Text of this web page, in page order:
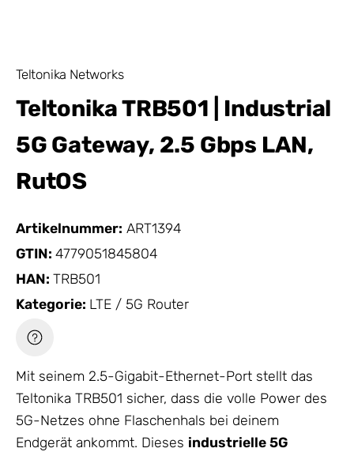
Teltonika Networks
Teltonika TRB501 | Industrial
5G Gateway, 2.5 Gbps LAN,
RutOS
Artikelnummer: ART1394
GTIN: 4779051845804
HAN: TRB501
Kategorie: LTE / 5G Router
Mit seinem 2.5-Gigabit-Ethernet-Port stellt das
Teltonika TRB501 sicher, dass die volle Power des
5G-Netzes ohne Flaschenhals bei deinem
Endgerät ankommt. Dieses industrielle 5G